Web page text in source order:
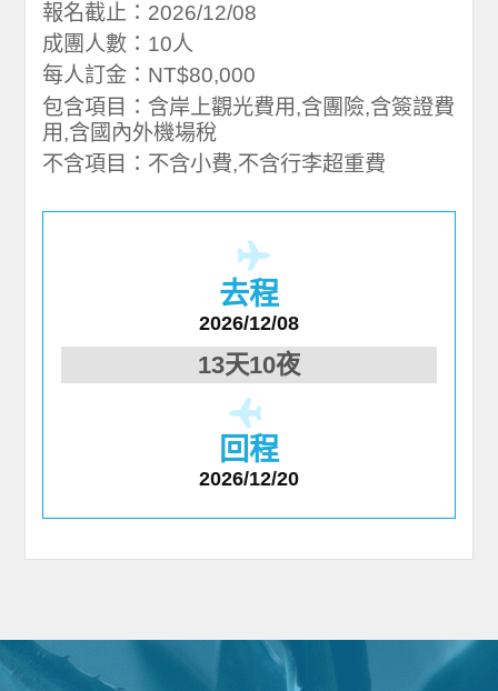
報名截止：2026/12/08
成團人數：10人
每人訂金：NT$80,000
包含項目：含岸上觀光費用,含團險,含簽證費
用,含國內外機場稅
不含項目：不含小費,不含行李超重費
去程
2026/12/08
13天10夜
回程
2026/12/20